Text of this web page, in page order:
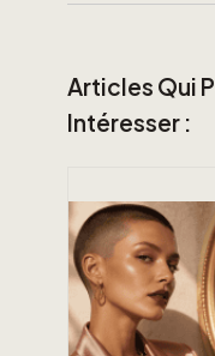
Articles Qui
Intéresser :